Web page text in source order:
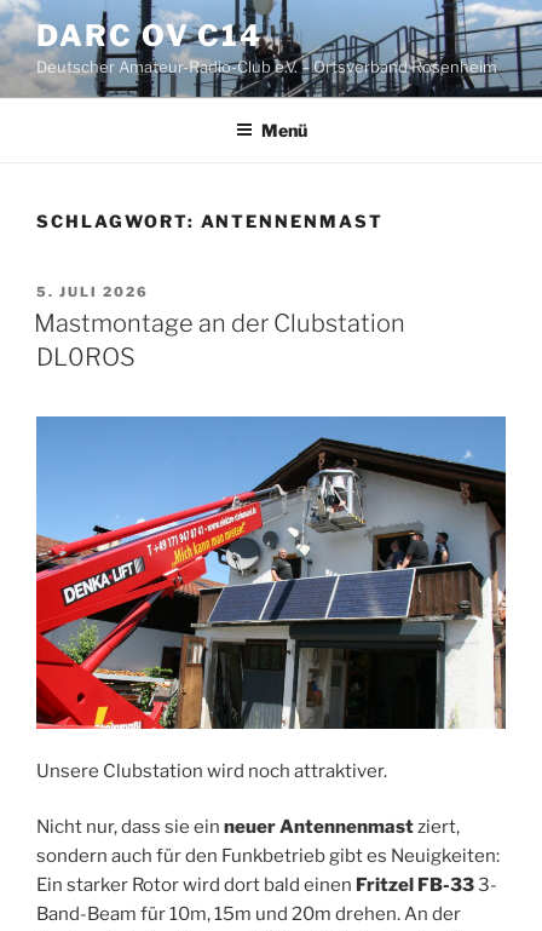
Zum
Inhalt
springen
DARC OV C14
Deutscher Amateur-Radio-Club e.V. – Ortsverband Rosenheim
Menü
SCHLAGWORT: ANTENNENMAST
VERÖFFENTLICHT
AM
5. JULI 2026
Mastmontage an der Clubstation
DL0ROS
Unsere Clubstation wird noch attraktiver.
Nicht nur, dass sie ein neuer Antennenmastziert,
sondern auch für den Funkbetrieb gibt es Neuigkeiten:
Ein starker Rotor wird dort bald einen Fritzel FB-333-
Band-Beam für 10m, 15m und 20m drehen. An der